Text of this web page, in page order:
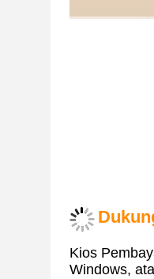
Kios
Windows,